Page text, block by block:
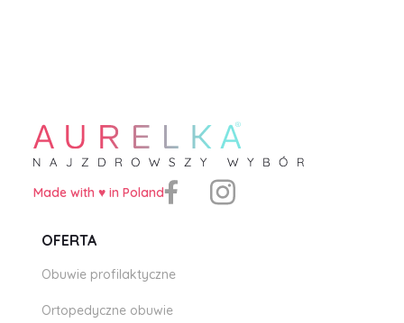
Made with ♥️ in Poland
OFERTA
Obuwie profilaktyczne
Ortopedyczne obuwie